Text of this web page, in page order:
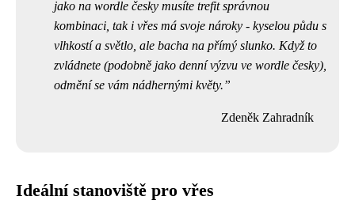
jako na wordle česky musíte trefit správnou
kombinaci, tak i vřes má svoje nároky - kyselou půdu s
vlhkostí a světlo, ale bacha na přímý slunko. Když to
zvládnete (podobně jako denní výzvu ve wordle česky),
odmění se vám nádhernými květy.
Zdeněk Zahradník
Ideální stanoviště pro vřes